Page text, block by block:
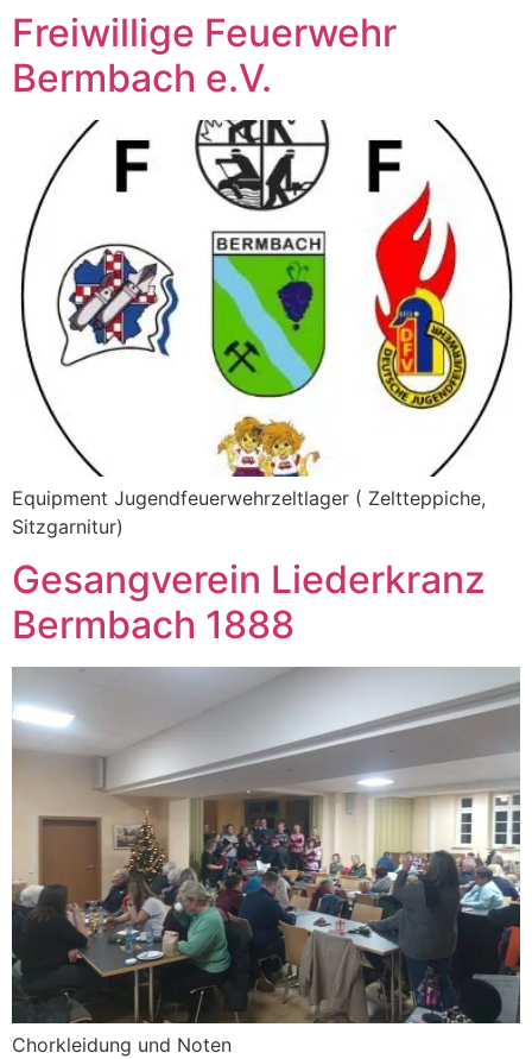
Freiwillige Feuerwehr
Bermbach e.V.
Equipment Jugendfeuerwehrzeltlager ( Zeltteppiche,
Sitzgarnitur)
Gesangverein Liederkranz
Bermbach 1888
Chorkleidung und Noten